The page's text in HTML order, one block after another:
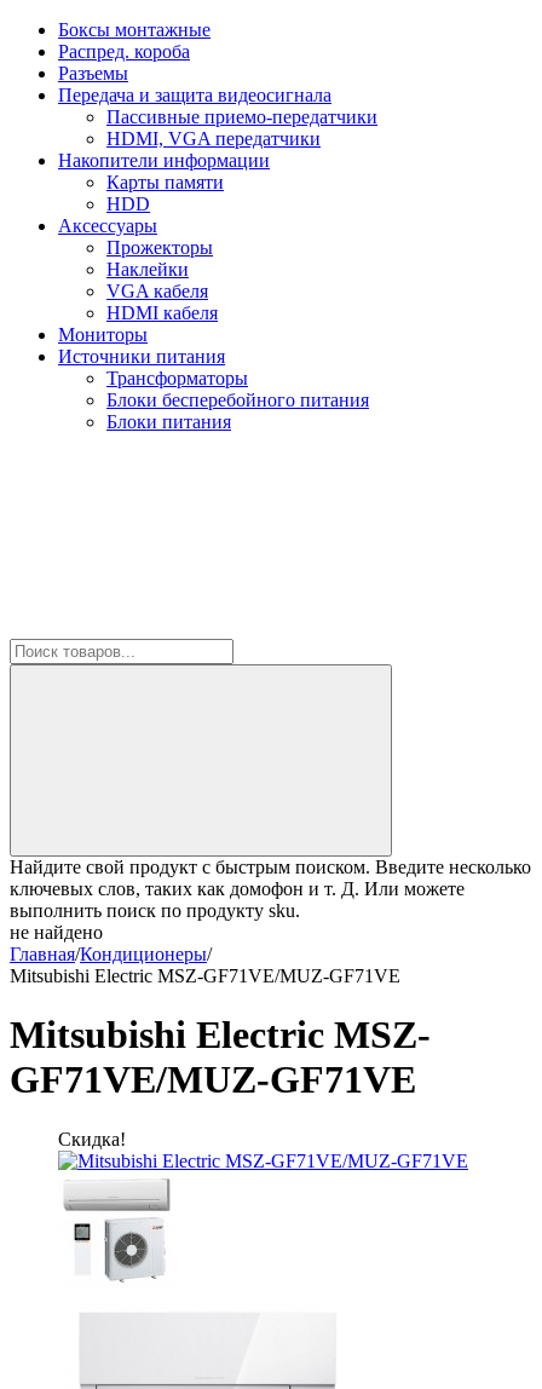
Боксы монтажные
Распред. короба
Разъемы
Передача и защита видеосигнала
Пассивные приемо-передатчики
HDMI, VGA передатчики
Накопители информации
Карты памяти
HDD
Аксессуары
Прожекторы
Наклейки
VGA кабеля
HDMI кабеля
Мониторы
Источники питания
Трансформаторы
Блоки бесперебойного питания
Блоки питания
Найдите свой продукт с быстрым поиском. Введите несколько
ключевых слов, таких как домофон и т. Д. Или можете
выполнить поиск по продукту sku.
не найдено
Главная/Кондиционеры/
Mitsubishi Electric MSZ-GF71VE/MUZ-GF71VE
Mitsubishi Electric MSZ-
GF71VE/MUZ-GF71VE
Скидка!